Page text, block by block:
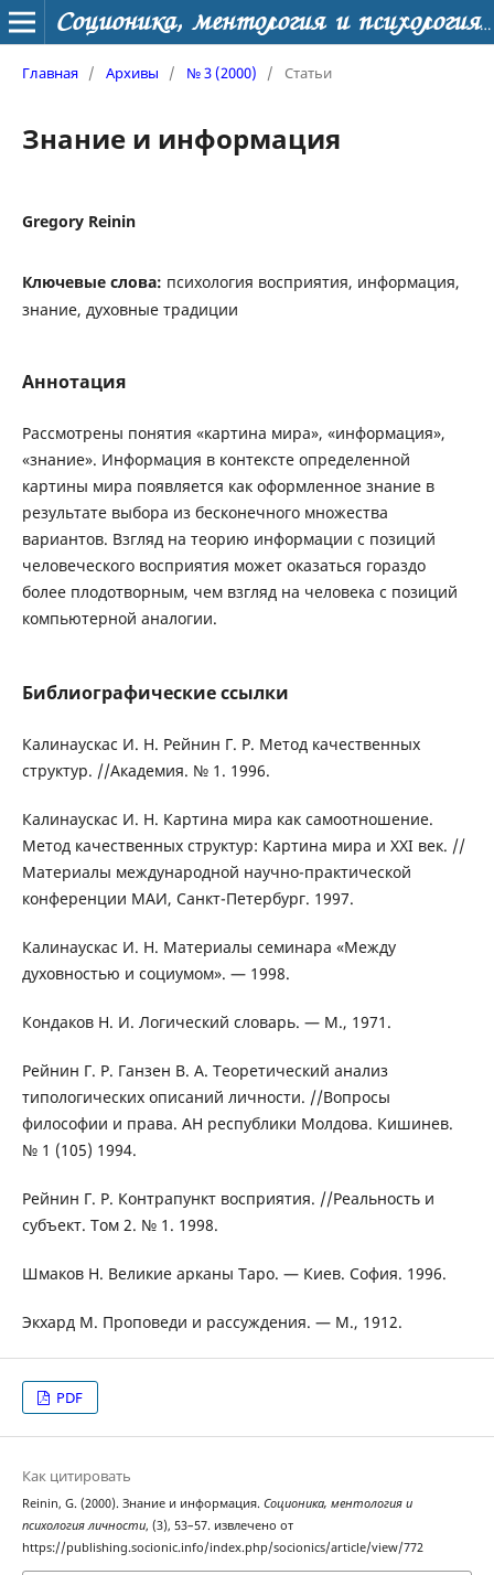
Соционика, ментология и психология личности
Главная / Архивы / № 3 (2000) / Статьи
Знание и информация
Gregory Reinin
Ключевые слова: психология восприятия, информация,
знание, духовные традиции
Аннотация
Рассмотрены понятия «картина мира», «информация»,
«знание». Информация в контексте определенной
картины мира появляется как оформленное знание в
результате выбора из бесконечного множества
вариантов. Взгляд на теорию информации с позиций
человеческого восприятия может оказаться гораздо
более плодотворным, чем взгляд на человека с позиций
компьютерной аналогии.
Библиографические ссылки
Калинаускас И. Н. Рейнин Г. Р. Метод качественных
структур. //Академия. № 1. 1996.
Калинаускас И. Н. Картина мира как самоотношение.
Метод качественных структур: Картина мира и ХХI век. //
Материалы международной научно-практической
конференции МАИ, Санкт-Петербург. 1997.
Калинаускас И. Н. Материалы семинара «Между
духовностью и социумом». — 1998.
Кондаков Н. И. Логический словарь. — М., 1971.
Рейнин Г. Р. Ганзен В. А. Теоретический анализ
типологических описаний личности. //Вопросы
философии и права. АН республики Молдова. Кишинев.
№ 1 (105) 1994.
Рейнин Г. Р. Контрапункт восприятия. //Реальность и
субъект. Том 2. № 1. 1998.
Шмаков Н. Великие арканы Таро. — Киев. София. 1996.
Экхард М. Проповеди и рассуждения. — М., 1912.
PDF
Как цитировать
Reinin, G. (2000). Знание и информация. Соционика, ментология и
психология личности, (3), 53–57. извлечено от
https://publishing.socionic.info/index.php/socionics/article/view/772